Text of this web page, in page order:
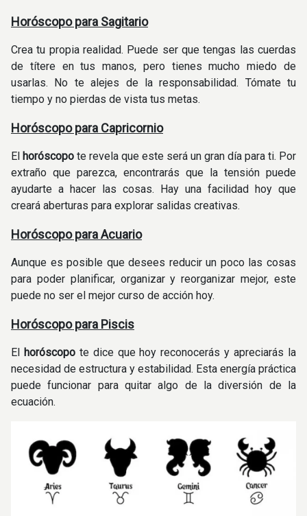
Horóscopo para Sagitario
Crea tu propia realidad. Puede ser que tengas las cuerdas
de títere en tus manos, pero tienes mucho miedo de
usarlas. No te alejes de la responsabilidad. Tómate tu
tiempo y no pierdas de vista tus metas.
Horóscopo para Capricornio
El horóscopo te revela que este será un gran día para ti. Por
extraño que parezca, encontrarás que la tensión puede
ayudarte a hacer las cosas. Hay una facilidad hoy que
creará aberturas para explorar salidas creativas.
Horóscopo para Acuario
Aunque es posible que desees reducir un poco las cosas
para poder planificar, organizar y reorganizar mejor, este
puede no ser el mejor curso de acción hoy.
Horóscopo para Piscis
El horóscopote dice que hoy reconocerás y apreciarás la
necesidad de estructura y estabilidad. Esta energía práctica
puede funcionar para quitar algo de la diversión de la
ecuación.